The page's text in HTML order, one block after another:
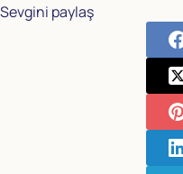
Sevgini paylaş